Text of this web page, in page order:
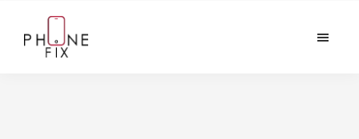
głównego